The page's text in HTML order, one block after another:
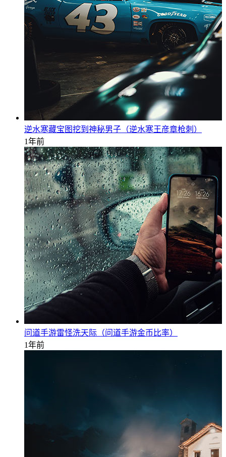
逆水寒藏宝图挖到神秘男子（逆水寒王彦章枪刺）
1年前
问道手游雷怪洗天际（问道手游金币比率）
1年前